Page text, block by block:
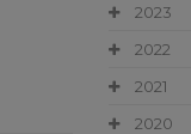
2023
2022
2021
2020